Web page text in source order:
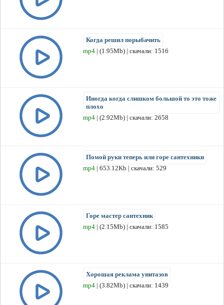
Когда решил порыбачить
mp4 | (1.95Mb) | скачали: 1516
Иногда когда слишком большой то это тоже
плохо
mp4 | (2.92Mb) | скачали: 2658
Помой руки теперь или горе сантехники
mp4 | 653.12Kb | скачали: 529
Горе мастер сантехник
mp4 | (2.15Mb) | скачали: 1585
Хорошая реклама унитазов
mp4 | (3.82Mb) | скачали: 1439